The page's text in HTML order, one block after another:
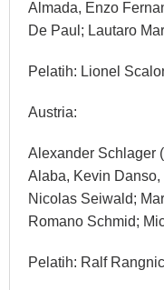
Almada, Enzo
De Paul; Lautaro
Pelatih: Lionel
Austria:
Alexander Schlager
Alaba, Kevin
Nicolas Seiwald;
Romano Schmid;
Pelatih: Ralf